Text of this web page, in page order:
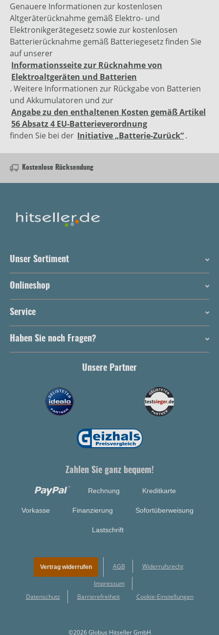
Genauere Informationen zur kostenlosen
Altgeräterücknahme gemäß Elektro- und
Elektronikgerätegesetz sowie zur kostenlosen
Batterierücknahme gemäß Batteriegesetz finden Sie
auf unserer
Informationsseite zur Rücknahme von
Elektroaltgeräten und Batterien
. Weitere Informationen zur Rückgabe von Batterien
und Akkumulatoren und zur
Angabe zu den enthaltenen Kosten gemäß Artikel
56 Absatz 4 EU-Batterieverordnung
finden Sie bei der Initiative „Batterie-Zurück“.
Kostenlose Rücksendung
Unser Sortiment
Onlineshop
Service
Haben Sie noch Fragen?
Unsere Partner
Zahlen Sie ganz bequem!
Rechnung Kreditkarte
Vorkasse Finanzierung Sofortüberweisung
Lastschrift
©2026 Globus Hitseller GmbH
Vertrag widerrufen AGB Widerrufsrecht
Impressum
Datenschutz
Barrierefreiheit Cookie-Einstellungen